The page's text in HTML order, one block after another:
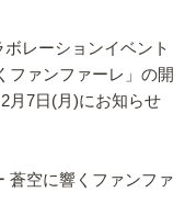
ボレーションイベント
ファンファーレ」の開
月7日(月)にお知らせ
蒼空に響くファンファ